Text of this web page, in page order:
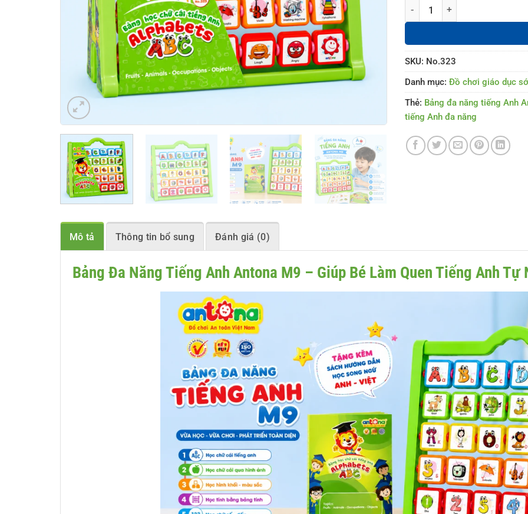
Bảng đa năng tiếng Anh Antona
SKU: No.323
Danh mục: Đồ chơi giáo dục
Thẻ: Bảng đa năng tiếng Anh
tiếng Anh đa năng
Mô tả Thông tin bổ sung Đánh giá (0)
Bảng Đa Năng Tiếng Anh Antona M9 – Giúp Bé Làm Quen Tiếng Anh Tự